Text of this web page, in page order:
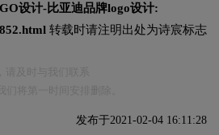
设计-比亚迪品牌logo设计:
转载时请注明出处为诗宸标志
发布于2021-02-04 16:11:28